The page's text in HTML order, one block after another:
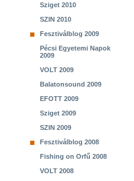
Sziget 2010
SZIN 2010
Fesztiválblog 2009
Pécsi Egyetemi Napok
2009
VOLT 2009
Balatonsound 2009
EFOTT 2009
Sziget 2009
SZIN 2009
Fesztiválblog 2008
Fishing on Orfű 2008
VOLT 2008